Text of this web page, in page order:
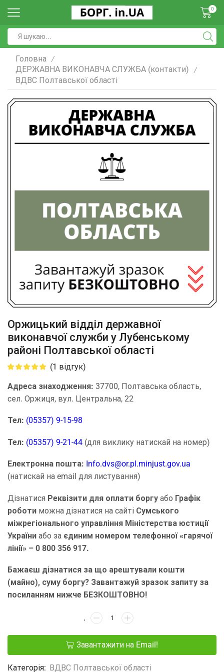
0
Головна /
ДЕРЖАВНА ВИКОНАВЧА СЛУЖБА (контакти) /
ВДВС Полтавської області
Оржицький відділ державної
виконавчої служби у Лубенському
районі Полтавської області
(1 відгук)
Адреса знаходження: 37700, Полтавська область,
сел. Оржиця, вул. Центральна, 22
Тел: (05357) 9-15-98
Тел: (05357) 9-21-44 (для виклику натискай на номер)
Електронна пошта: Info.dvs@or.pl.minjust.gov.ua
(натискай на email для листування)
Дізнатися Реквізити для оплати боргу або Графік
роботи можна дізнатися на сайті Сумського
міжрегіонального управління Міністерства юстиції
України або за єдиним номером телефонної «гарячої
лінії» – 0 800 356 917.
Бажаєш дізнатися за що арештували кошти
(майно), суму боргу? Завантажуй зразок запиту за
посиланням нижче БЕЗКОШТОВНО!
Завантажити на Email!
Категорія: ВДВС Полтавської області